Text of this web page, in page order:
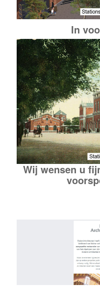
In
Wij wensen u